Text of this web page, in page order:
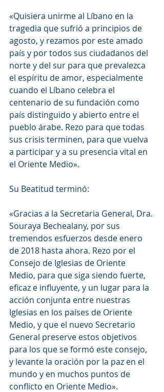
«Quisiera unirme al Líbano en la
tragedia que sufrió a principios de
agosto, y rezamos por este amado
país y por todos sus ciudadanos del
norte y del sur para que prevalezca
el espíritu de amor, especialmente
cuando el Líbano celebra el
centenario de su fundación como
país distinguido y abierto entre el
pueblo árabe. Rezo para que todas
sus crisis terminen, para que vuelva
a participar y a su presencia vital en
el Oriente Medio».
Su Beatitud terminó:
«Gracias a la Secretaria General, Dra.
Souraya Bechealany, por sus
tremendos esfuerzos desde enero
de 2018 hasta ahora. Rezo por el
Consejo de Iglesias de Oriente
Medio, para que siga siendo fuerte,
eficaz e influyente, y un lugar para la
acción conjunta entre nuestras
Iglesias en los países de Oriente
Medio, y que el nuevo Secretario
General preserve estos objetivos
para los que se formó este consejo,
y levante la oración por la paz en el
mundo y en muchos puntos de
conflicto en Oriente Medio».